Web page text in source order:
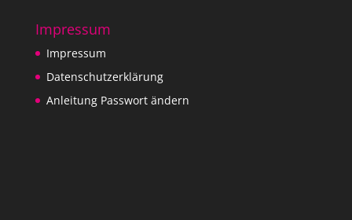
Impressum
Impressum
Datenschutzerklärung
Anleitung Passwort ändern